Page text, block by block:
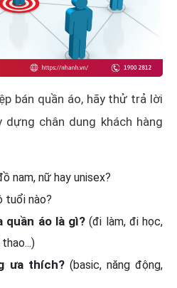
bán quần áo, hãy thử trả lời
chân dung khách hàng
nam, nữ hay unisex?
tuổi nào?
quần áo là gì? (đi làm, đi học,
ưa thích?(basic, năng động,